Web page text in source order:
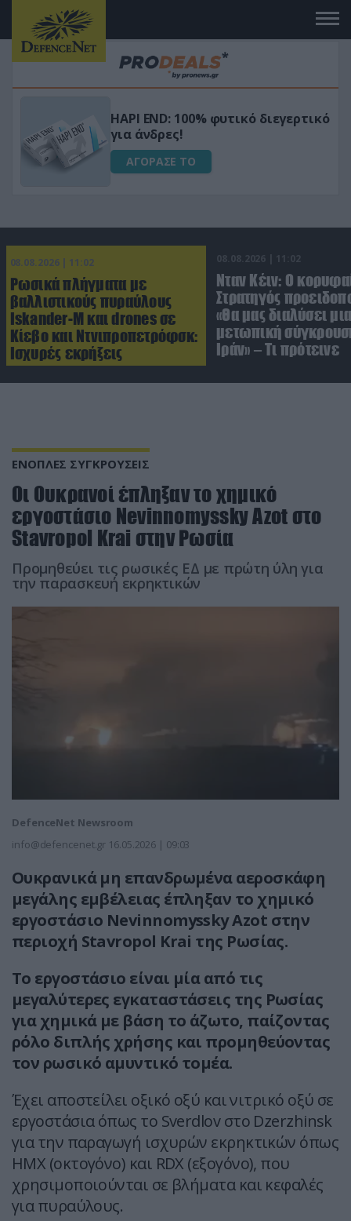
Μεταμόρφωσε τον κήπο σου με το
Ultra Box Μίνι Αλυσοπρίονο με
μπαταρία λιθίου
ΑΓΟΡΑΣΕ ΤΟ
08.08.2026 | 11:02
Ρωσικά πλήγματα με
βαλλιστικούς πυραύλους
Iskander-M και drones σε
Κίεβο και Ντνιπροπετρόφσκ:
Ισχυρές εκρήξεις
08.08.2026 | 11:02
Νταν Κέιν: Ο
Στρατηγός
«Θα μας διαλύσει
μετωπική
Ιράν» – Τι πρότεινε
ΕΝΟΠΛΕΣ ΣΥΓΚΡΟΥΣΕΙΣ
Οι Ουκρανοί έπληξαν το χημικό
εργοστάσιο Nevinnomyssky Azot στο
Stavropol Krai στην Ρωσία
Προμηθεύει τις ρωσικές ΕΔ με πρώτη ύλη για
την παρασκευή εκρηκτικών
DefenceNet Newsroom
info@defencenet.gr 16.05.2026 | 09:03
Ουκρανικά μη επανδρωμένα αεροσκάφη
μεγάλης εμβέλειας έπληξαν το χημικό
εργοστάσιο Nevinnomyssky Azot στην
περιοχή Stavropol Krai της Ρωσίας.
Το εργοστάσιο είναι μία από τις
μεγαλύτερες εγκαταστάσεις της Ρωσίας
για χημικά με βάση το άζωτο, παίζοντας
ρόλο διπλής χρήσης και προμηθεύοντας
τον ρωσικό αμυντικό τομέα.
Έχει αποστείλει οξικό οξύ και νιτρικό οξύ σε
εργοστάσια όπως το Sverdlov στο Dzerzhinsk
για την παραγωγή ισχυρών εκρηκτικών όπως
HMX (οκτογόνο) και RDX (εξογόνο), που
χρησιμοποιούνται σε βλήματα και κεφαλές
για πυραύλους.